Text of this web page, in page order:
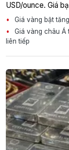
USD/ounce. Giá
Giá vàng bật
Giá vàng châu Á
liên tiếp